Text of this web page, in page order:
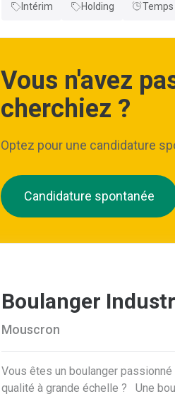
profil ci-dessous :
Intérim Holding Temps
Vous n'avez
cherchiez ?
Optez pour une candidature
Candidature spontanée
Boulanger
Mouscron
Vous êtes un boulanger
qualité à grande échelle ? Une boulangerie industrielle renommée située dans la région de Mouscron